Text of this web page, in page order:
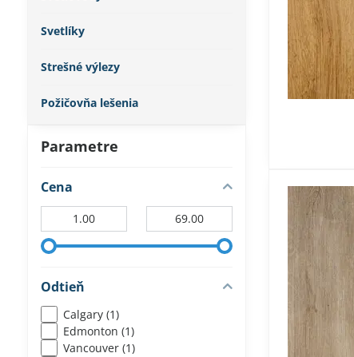
Parametre
Cena
Odtieň
Calgary (1)
Edmonton (1)
Vancouver (1)
Svetlíky
Strešné výlezy
Požičovňa lešenia